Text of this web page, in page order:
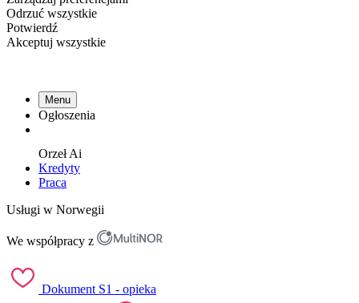
Odrzuć wszystkie
Potwierdź
Akceptuj wszystkie
Menu
Ogłoszenia
OrzełAi
Kredyty
Praca
Usługi w Norwegii
We współpracy z
Dokument S1 - opieka